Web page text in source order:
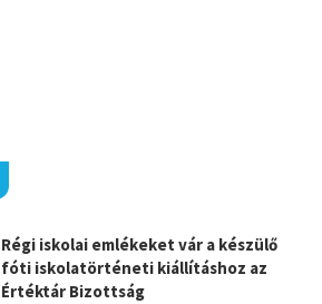
Régi iskolai emlékeket vár a készülő
fóti iskolatörténeti kiállításhoz az
Értéktár Bizottság